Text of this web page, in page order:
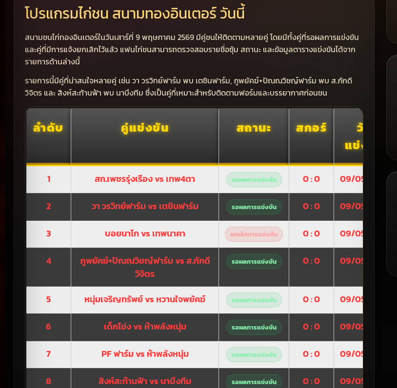
โปรแกรมไก่ชน สนามทองอินเตอร์ วันนี้
สนามชนไก่ทองอินเตอร์ในวันเสาร์ที่ 9 พฤษภาคม 2569 มีคู่ชนให้ติดตามหลายคู่ โดยมีทั้งคู่ที่รอผลการแข่งขัน
และคู่ที่มีการแจ้งยกเลิกไว้แล้ว แฟนไก่ชนสามารถตรวจสอบรายชื่อซุ้ม สถานะ และข้อมูลตารางแข่งขันได้จาก
รายการด้านล่างนี้
รายการนี้มีคู่ที่น่าสนใจหลายคู่ เช่น วา วรวิทย์ฟาร์ม พบ เตชินฟาร์ม, ภูพยัคฆ์+ปัณณวิชญ์ฟาร์ม พบ ส.ภักดี
วิจิตร และ สิงห์สะท้านฟ้า พบ นาบึงทีม ซึ่งเป็นคู่ที่เหมาะสำหรับติดตามฟอร์มและบรรยากาศก่อนชน
ลำดับ คู่แข่งขัน สถานะ สกอร์
วัน
แข่งขัน
1 สก.เพชรรุ่งเรือง vs เทพ4ตา รอผลการแข่งขัน 0 : 0 09/05/2026
2 วา วรวิทย์ฟาร์ม vs เตชินฟาร์ม รอผลการแข่งขัน 0 : 0 09/05/2026
3 บอยนาโก vs เทพนาคา ยกเลิกการแข่งขัน 0 : 0 09/05/2026
4
ภูพยัคฆ์+ปัณณวิชญ์ฟาร์ม vs ส.ภักดี
วิจิตร
รอผลการแข่งขัน 0 : 0 09/05/2026
5 หนุ่มเจริญทรัพย์ vs หวานใจพยัคฆ์ รอผลการแข่งขัน 0 : 0 09/05/2026
6 เด็กโข่ง vs ห้าพลังหนุ่ม รอผลการแข่งขัน 0 : 0 09/05/2026
7 PF ฟาร์ม vs ห้าพลังหนุ่ม รอผลการแข่งขัน 0 : 0 09/05/2026
8 สิงห์สะท้านฟ้า vs นาบึงทีม รอผลการแข่งขัน 0 : 0 09/05/2026